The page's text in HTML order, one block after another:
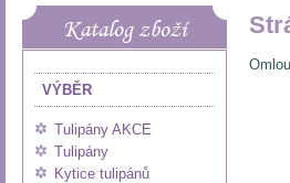
Katalog zboží
VÝBĚR
Tulipány AKCE
Tulipány
Kytice tulipánů